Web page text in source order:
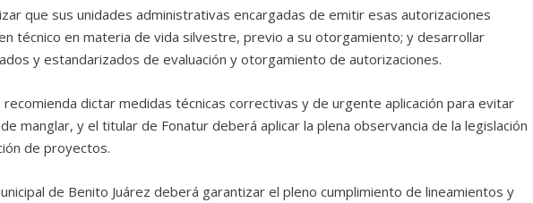
que sus unidades administrativas encargadas de emitir esas autorizaciones
técnico en materia de vida silvestre, previo a su otorgamiento; y desarrollar
y estandarizados de evaluación y otorgamiento de autorizaciones.
dictar medidas técnicas correctivas y de urgente aplicación para evitar
manglar, y el titular de Fonatur deberá aplicar la plena observancia de la legislación
de proyectos.
de Benito Juárez deberá garantizar el pleno cumplimiento de lineamientos y